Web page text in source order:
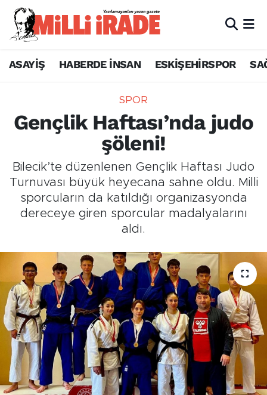
ASAYİŞ HABERDE İNSAN ESKİŞEHİRSPOR
SPOR
Gençlik Haftası’nda judo
şöleni!
Bilecik’te düzenlenen Gençlik Haftası Judo
Turnuvası büyük heyecana sahne oldu. Milli
sporcuların da katıldığı organizasyonda
dereceye giren sporcular madalyalarını
aldı.